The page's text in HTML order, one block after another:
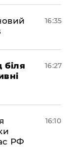
16:35
біля
16:27
РФ
16:10